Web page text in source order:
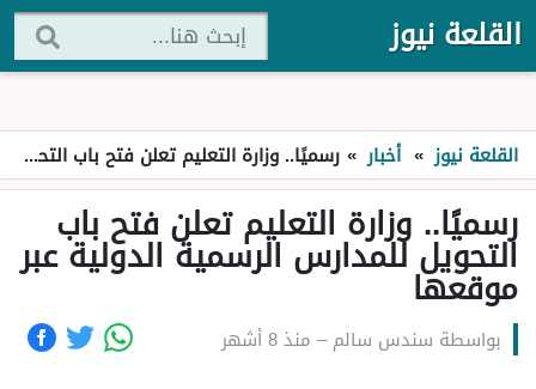
القلعة نيوز
القلعة نيوز » أخبار » رسميًا.. وزارة التعليم تعلن فتح باب التحويل للمدارس الرسمية الدولية عبر موقعها
رسميًا.. وزارة التعليم تعلن فتح باب
التحويل للمدارس الرسمية الدولية عبر
موقعها
بواسطة سندس سالم– منذ 8 أشهر